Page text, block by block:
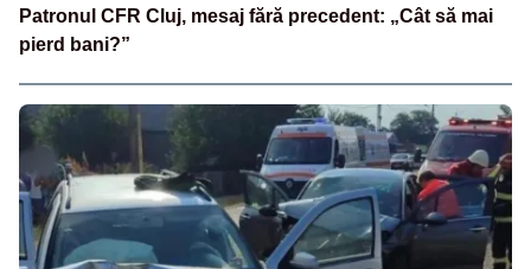
Patronul CFR Cluj, mesaj fără precedent: „Cât să mai
pierd bani?”